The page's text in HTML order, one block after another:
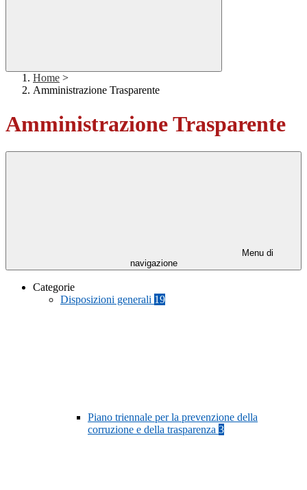
Home >
Amministrazione Trasparente
Amministrazione Trasparente
Menu di
navigazione
Categorie
Disposizioni generali 19
Piano triennale per la prevenzione della
corruzione e della trasparenza 3